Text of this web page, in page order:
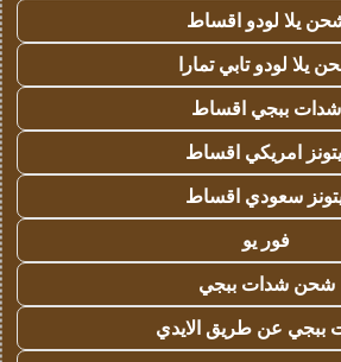
يلا لودو اقساط
يلا لودو تابي تمارا
شدات ببجي اقساط
امريكي اقساط
سعودي اقساط
فور يو
شحن شدات ببجي
ببجي عن طريق الايدي